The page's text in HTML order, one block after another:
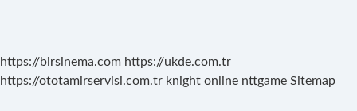
https://birsinema.com https://ukde.com.tr
https://ototamirservisi.com.tr knight online nttgame Sitemap